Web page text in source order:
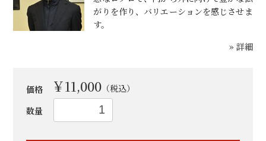
がりを作り、バリエーションを感じさせま
す。
» 詳細
価格 ￥11,000 （税込）
数量